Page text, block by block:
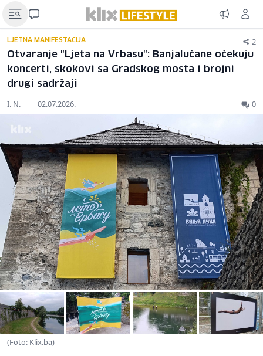
LJETNA MANIFESTACIJA 2
Otvaranje "Ljeta na Vrbasu": Banjalučane očekuju
koncerti, skokovi sa Gradskog mosta i brojni
drugi sadržaji
I. N. | 02.07.2026. 0
(Foto: Klix.ba)